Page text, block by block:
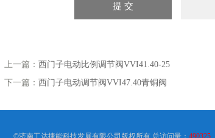
上一篇： 西门子电动比例调节阀VVI41.40-25
下一篇： 西门子电动调节阀VVI47.40青铜阀
©济南工达捷能科技发展有限公司版权所有 总访问量： 490325